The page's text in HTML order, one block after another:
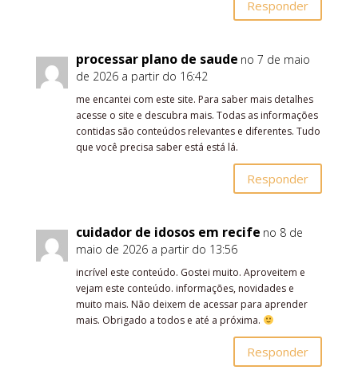
Responder
processar plano de saude no 7 de maio
de 2026 a partir do 16:42
me encantei com este site. Para saber mais detalhes
acesse o site e descubra mais. Todas as informações
contidas são conteúdos relevantes e diferentes. Tudo
que você precisa saber está está lá.
Responder
cuidador de idosos em recife no 8 de
maio de 2026 a partir do 13:56
incrível este conteúdo. Gostei muito. Aproveitem e
vejam este conteúdo. informações, novidades e
muito mais. Não deixem de acessar para aprender
mais. Obrigado a todos e até a próxima.
Responder